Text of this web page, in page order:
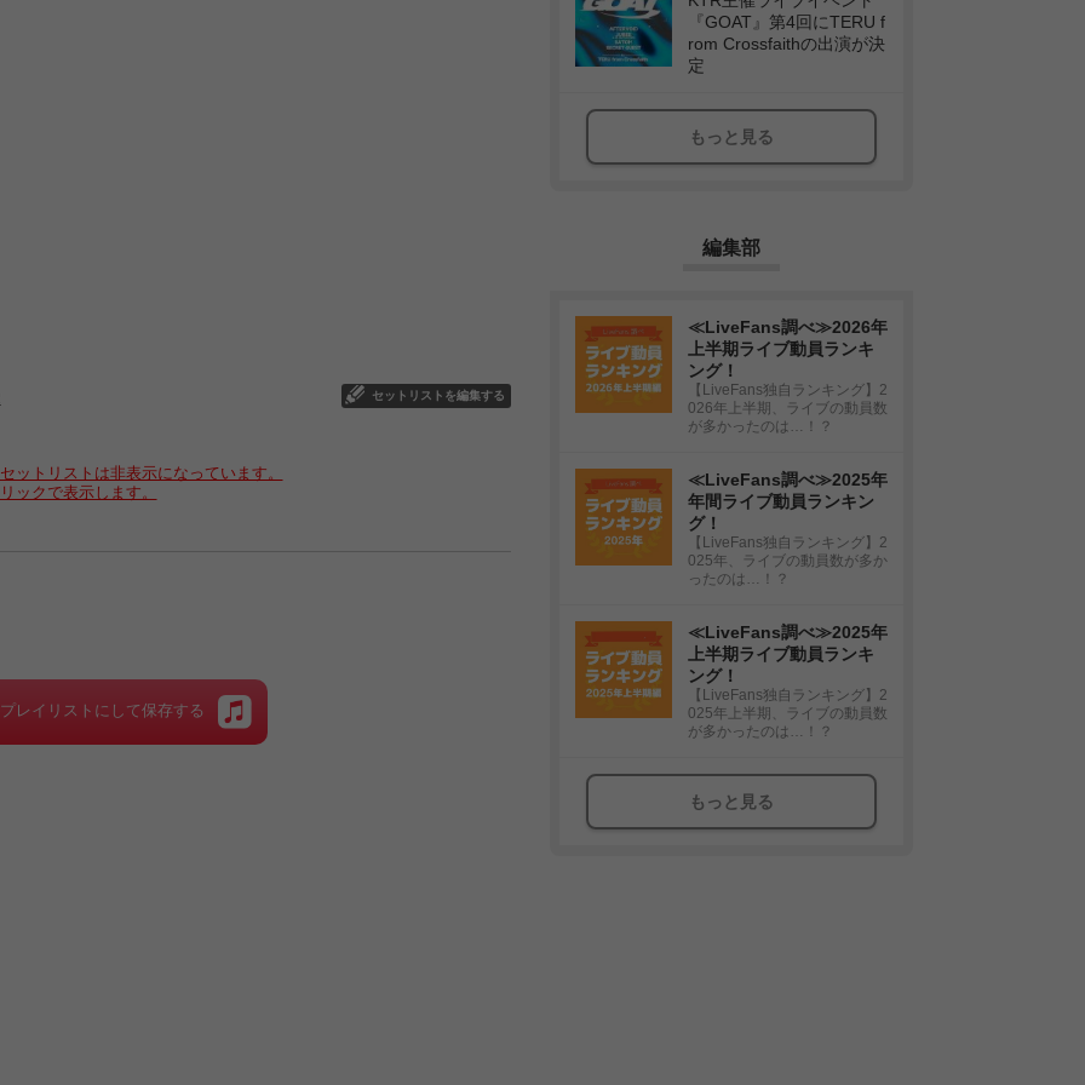
セットリストを編集する
ットリストは非表示になっています。
ックで表示します。
レイリストにして保存する
『GOAT』第4回にTERU f
rom Crossfaithの出演が決
定
もっと見る
編集部
≪LiveFans調べ≫2026年
上半期ライブ動員ランキ
ング！
【LiveFans独自ランキング】2
026年上半期、ライブの動員数
が多かったのは…！？
≪LiveFans調べ≫2025年
年間ライブ動員ランキン
グ！
【LiveFans独自ランキング】2
025年、ライブの動員数が多か
ったのは…！？
≪LiveFans調べ≫2025年
上半期ライブ動員ランキ
ング！
【LiveFans独自ランキング】2
025年上半期、ライブの動員数
が多かったのは…！？
もっと見る